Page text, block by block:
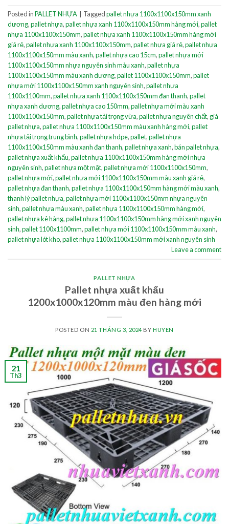
Posted inPALLET NHỰA Taggedpallet nhựa 1100x1100x150mm xanh
dương,pallet nhựa,pallet nhựa xanh 1100x1100x150mm hàng mới,pallet
nhựa 1100x1100x150mm,pallet nhựa xanh 1100x1100x150mm hàng mới
giá rẻ,pallet nhựa xanh 1100x1100x150mm,pallet nhựa giá rẻ,pallet nhựa
1100x1100x150mm màu xanh,pallet nhựa cao 15cm,pallet nhựa mới
1100x1100x150mm nhựa nguyên sinh màu xanh,pallet nhựa
1100x1100x150mm màu xanh dương,pallet 1100x1100x150mm,pallet
nhựa mới 1100x1100x150mm xanh nguyên sinh,pallet nhựa
1100x1100mm,pallet nhựa xanh 1100x1100x150mm đan thanh,pallet
nhựa xanh dương,pallet nhựa cao 150mm,pallet nhựa mới màu xanh
1100x1100x150mm,pallet nhựa tải trọng vừa,pallet nhựa nguyên chất, giá
pallet nhựa,pallet nhựa 1100x1100x150mm màu xanh hàng mới,pallet
nhựa tải trọng trung bình,pallet nhựa hdpe,pallet,pallet nhựa
1100x1100x150mm màu xanh đan thanh,pallet nhựa xanh,bán pallet nhựa,
pallet nhựa xuất khẩu,pallet nhựa 1100x1100x150mm hàng mới nhựa
nguyên sinh,pallet nhựa một mặt,pallet nhựa mới 1100x1100x150mm,
pallet nhựa mới,pallet nhựa mới 1100x1100x150mm màu xanh giá rẻ,
pallet nhựa đan thanh,pallet nhựa 1100x1100x150mm hàng mới màu xanh,
thanh lý pallet nhựa,pallet nhựa mới 1100x1100x150mm nhựa nguyên
sinh,pallet nhựa màu xanh,pallet nhựa 1100x1100x150mm hàng mới,
pallet nhựa kê hàng,pallet nhựa 1100x1100x150mm hàng mới xanh nguyên
sinh,pallet 1100x1100mm,pallet nhựa mới 1100x1100x150mm màu xanh,
pallet nhựa lót kho,pallet nhựa 1100x1100x150mm mới xanh nguyên sinh
Leave a comment
PALLET NHỰA
Pallet nhựa xuất khẩu
1200x1000x120mm màu đen hàng mới
POSTED ON 21 THÁNG 3, 2024BY HUYEN
21
Th3